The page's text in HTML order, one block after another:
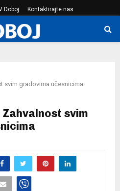
Doboj Kontaktirajte nas
svim gradovima učesnicima
Zahvalnost svim